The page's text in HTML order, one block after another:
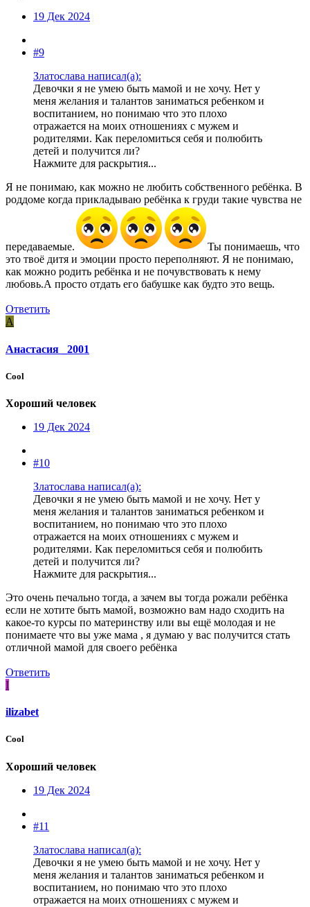
19 Дек 2024
#9
Златослава написал(а):
Девочки я не умею быть мамой и не хочу. Нет у
меня желания и талантов заниматься ребенком и
воспитанием, но понимаю что это плохо
отражается на моих отношениях с мужем и
родителями. Как переломиться себя и полюбить
детей и получится ли?
Нажмите для раскрытия...
Я не понимаю, как можно не любить собственного ребёнка. В
роддоме когда прикладываю ребёнка к груди такие чувства не
передаваемые.
Ты понимаешь, что
это твоё дитя и эмоции просто переполняют. Я не понимаю,
как можно родить ребёнка и не почувствовать к нему
любовь.А просто отдать его бабушке как будто это вещь.
Ответить
А
Анастасия _2001
Cool
Хороший человек
19 Дек 2024
#10
Златослава написал(а):
Девочки я не умею быть мамой и не хочу. Нет у
меня желания и талантов заниматься ребенком и
воспитанием, но понимаю что это плохо
отражается на моих отношениях с мужем и
родителями. Как переломиться себя и полюбить
детей и получится ли?
Нажмите для раскрытия...
Это очень печально тогда, а зачем вы тогда рожали ребёнка
если не хотите быть мамой, возможно вам надо сходить на
какое-то курсы по материнству или вы ещё молодая и не
понимаете что вы уже мама , я думаю у вас получится стать
отличной мамой для своего ребёнка
Ответить
I
ilizabet
Cool
Хороший человек
19 Дек 2024
#11
Златослава написал(а):
Девочки я не умею быть мамой и не хочу. Нет у
меня желания и талантов заниматься ребенком и
воспитанием, но понимаю что это плохо
отражается на моих отношениях с мужем и